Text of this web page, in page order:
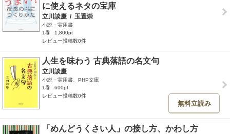
に使えるネタの宝庫
立川談慶 / 玉置崇
小説・実用書
1巻
1,800pt
レビュー投稿数0件
人生を味わう 古典落語の名文句
立川談慶
小説・実用書、PHP文庫
1巻
600pt
レビュー投稿数0件
無料立読み
「めんどうくさい人」の接し方、かわし方